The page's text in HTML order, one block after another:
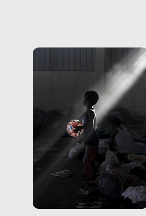
la sanità, la ristorazione,
la scuola, le fabbriche,
amministrazione, l’edilizia,